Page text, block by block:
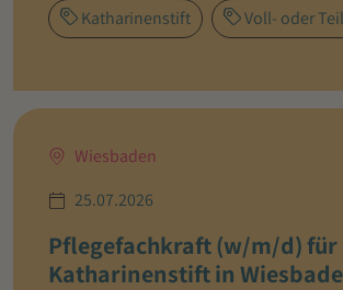
Katharinenstift Voll- oder
Wiesbaden
25.07.2026
Pflegefachkraft (w/m/d) für
Katharinenstift in